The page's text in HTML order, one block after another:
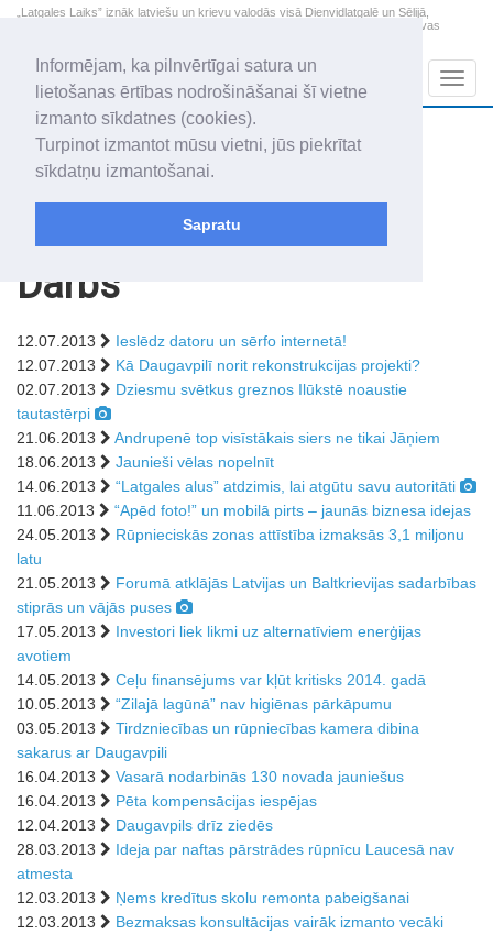
Informējam, ka pilnvērtīgai satura un
lietošanas ērtības nodrošināšanai šī vietne
izmanto sīkdatnes (cookies).
Turpinot izmantot mūsu vietni, jūs piekrītat
sīkdatņu izmantošanai.
Sapratu
„Latgales Laiks” iznāk latviešu un krievu valodās visā Dienvidlatgalē un Sēlijā,
„Latgales Laiks” latviešu valodā aptver Daugavpils valstspilsētu, Augšdaugavas
2026. gada 9. augusts
Svētdiena
Genovefa, Genoveva, Madara
+22.5
Darbs
12.07.2013
Ieslēdz datoru un sērfo internetā!
12.07.2013
Kā Daugavpilī norit rekonstrukcijas projekti?
02.07.2013
Dziesmu svētkus greznos Ilūkstē noaustie
tautastērpi
21.06.2013
Andrupenē top visīstākais siers ne tikai Jāņiem
18.06.2013
Jaunieši vēlas nopelnīt
14.06.2013
“Latgales alus” atdzimis, lai atgūtu savu autoritāti
11.06.2013
“Apēd foto!” un mobilā pirts – jaunās biznesa idejas
24.05.2013
Rūpnieciskās zonas attīstība izmaksās 3,1 miljonu
latu
21.05.2013
Forumā atklājās Latvijas un Baltkrievijas sadarbības
stiprās un vājās puses
17.05.2013
Investori liek likmi uz alternatīviem enerģijas
avotiem
14.05.2013
Ceļu finansējums var kļūt kritisks 2014. gadā
10.05.2013
“Zilajā lagūnā” nav higiēnas pārkāpumu
03.05.2013
Tirdzniecības un rūpniecības kamera dibina
sakarus ar Daugavpili
16.04.2013
Vasarā nodarbinās 130 novada jauniešus
16.04.2013
Pēta kompensācijas iespējas
12.04.2013
Daugavpils drīz ziedēs
28.03.2013
Ideja par naftas pārstrādes rūpnīcu Laucesā nav
atmesta
12.03.2013
Ņems kredītus skolu remonta pabeigšanai
12.03.2013
Bezmaksas konsultācijas vairāk izmanto vecāki